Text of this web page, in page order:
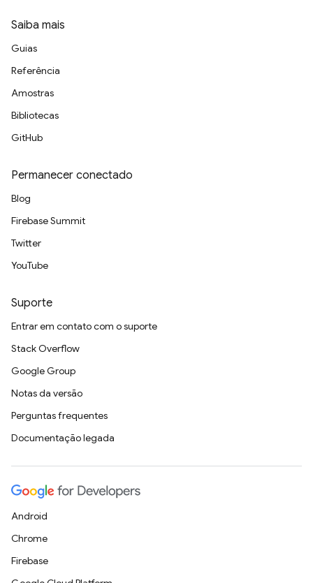
Saiba mais
Guias
Referência
Amostras
Bibliotecas
GitHub
Permanecer conectado
Blog
Firebase Summit
Twitter
YouTube
Suporte
Entrar em contato com o suporte
Stack Overflow
Google Group
Notas da versão
Perguntas frequentes
Documentação legada
Android
Chrome
Firebase